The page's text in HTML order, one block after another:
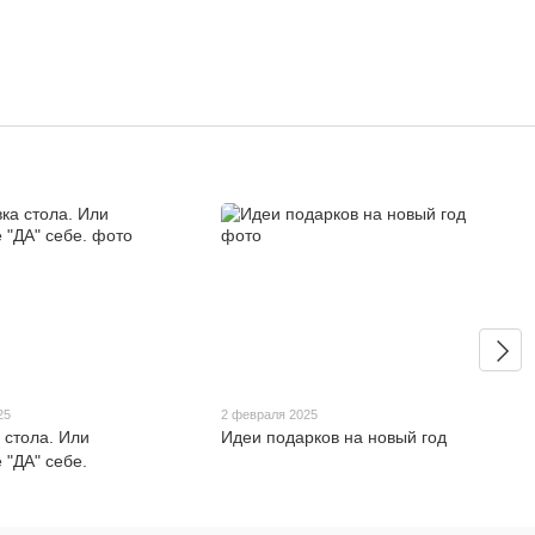
стола. Или
"ДА" себе.
2 февраля 2025
Идеи подарков на новый год